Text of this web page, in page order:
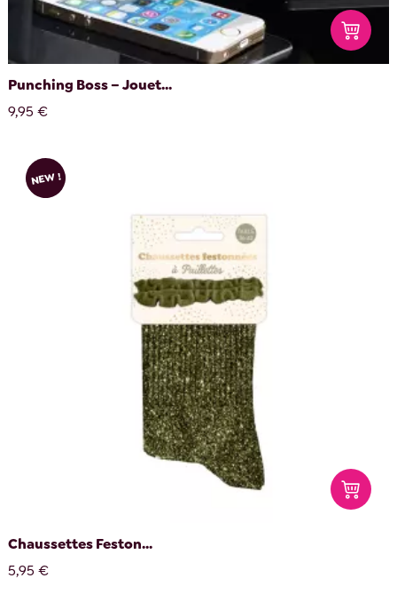
Punching Boss – Jouet...
9,95 €
NEW !
Chaussettes Feston...
5,95 €